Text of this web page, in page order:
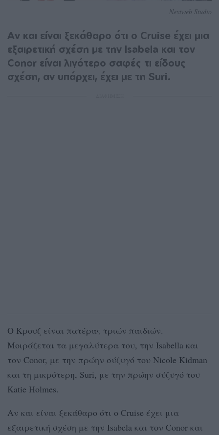
Nextweb Studio
Αν και είναι ξεκάθαρο ότι ο Cruise έχει μια
εξαιρετική σχέση με την Isabela και τον
Conor είναι λιγότερο σαφές τι είδους
σχέση, αν υπάρχει, έχει με τη Suri.
Ο Κρουζ είναι πατέρας τριών παιδιών.
Μοιράζεται τα μεγαλύτερα του, την Isabella και
τον Conor, με την πρώην σύζυγό του Nicole Kidman
και τη μικρότερη, Suri, με την πρώην σύζυγό του
Katie Holmes.
Αν και είναι ξεκάθαρο ότι ο Cruise έχει μια
εξαιρετική σχέση με την Isabela και τον Conor και